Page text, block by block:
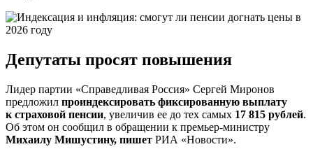
Депутаты просят повышения
Лидер партии «Справедливая Россия» Сергей Миронов
предложил проиндексировать фиксированную выплату
к страховой пенсии, увеличив ее до тех самых 17 815 рублей.
Об этом он сообщил в обращении к премьер-министру
Михаилу Мишустину, пишет РИА «Новости».